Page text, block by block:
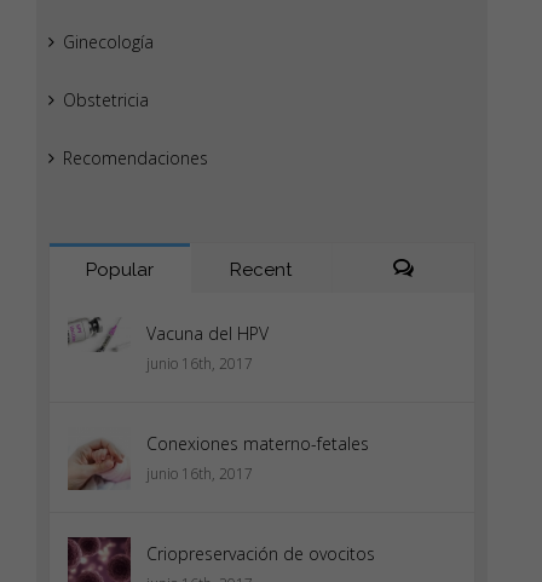
Ginecología
Obstetricia
Recomendaciones
Popular Recent
Vacuna del HPV
junio 16th, 2017
Conexiones materno-fetales
junio 16th, 2017
Criopreservación de ovocitos